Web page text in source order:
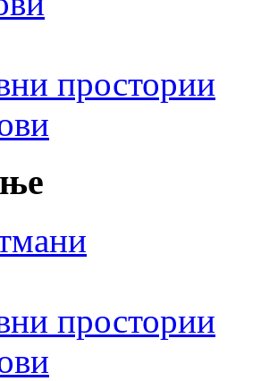
простории
простории